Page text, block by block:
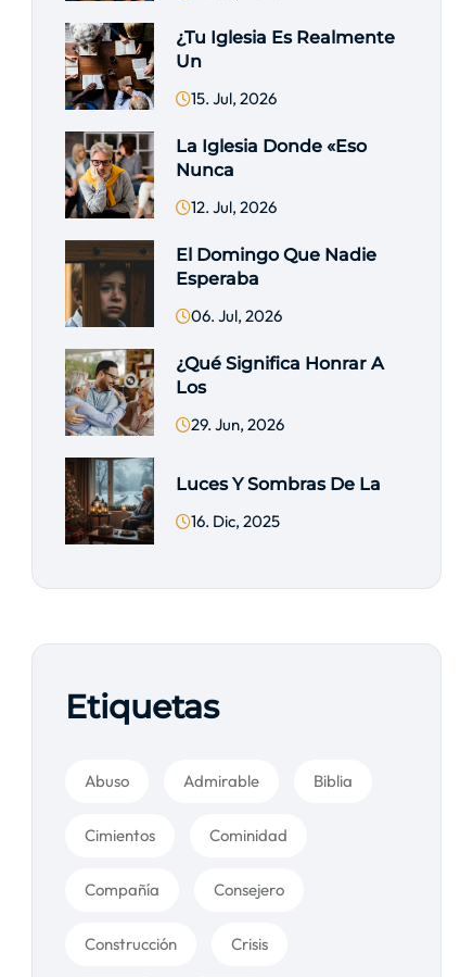
¿Tu Iglesia Es Realmente
Un
15. Jul, 2026
La Iglesia Donde «eso
Nunca
12. Jul, 2026
El Domingo Que Nadie
Esperaba
06. Jul, 2026
¿Qué Significa Honrar A
Los
29. Jun, 2026
Luces Y Sombras De La
16. Dic, 2025
Etiquetas
Abuso Admirable Biblia
Cimientos Cominidad
Compañía Consejero
Construcción Crisis